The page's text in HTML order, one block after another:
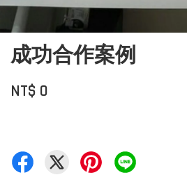
成功合作案例
NT$ 0